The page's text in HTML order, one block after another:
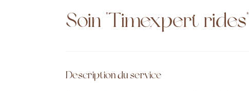
Soin "Timexpert rides"
Description du service